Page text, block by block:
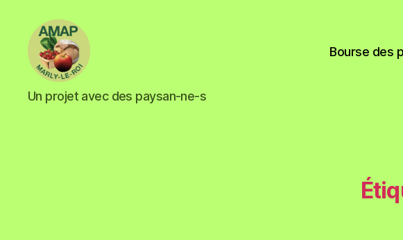
Un projet avec des paysan-ne-s
Bourse des